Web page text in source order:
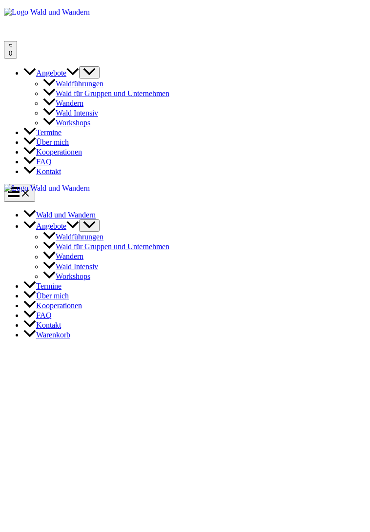
Zum
0
Angebote
Waldführungen
Wald für Gruppen und Unternehmen
Wandern
Wald Intensiv
Workshops
Termine
Über mich
Kooperationen
FAQ
Kontakt
Wald und Wandern
Angebote
Waldführungen
Wald für Gruppen und Unternehmen
Wandern
Wald Intensiv
Workshops
Termine
Über mich
Kooperationen
FAQ
Kontakt
Warenkorb